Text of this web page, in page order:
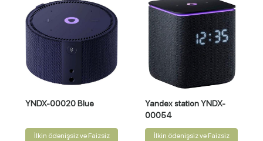
YNDX-00020 Blue
İlkin ödənişsiz və Faizsiz
Yandex station YNDX-
00054
İlkin ödənişsiz və Faizsiz